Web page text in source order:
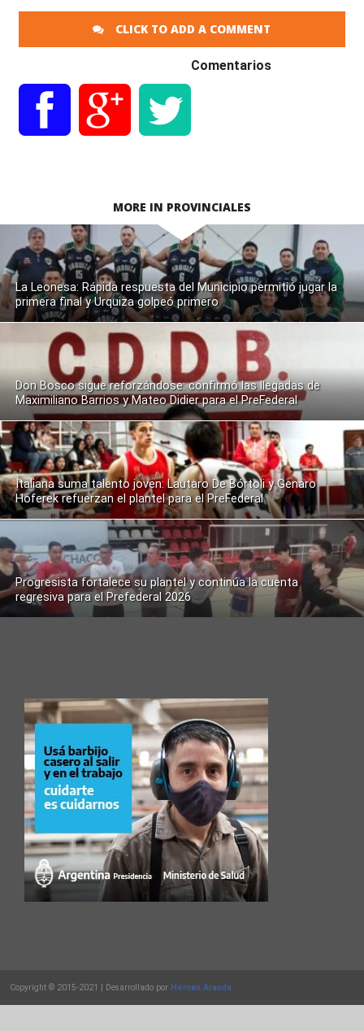
CLICK TO ADD A COMMENT
Comentarios
MORE IN PROVINCIALES
La Leonesa: Rápida respuesta del Municipio permitió jugar la
primera final y Urquiza golpeó primero
Don Bosco sigue reforzándose: confirmó las llegadas de
Maximiliano Barrios y Mateo Didier para el PreFederal
Italiana suma talento joven: Lautaro De Bórtoli y Genaro
Hoferek refuerzan el plantel para el PreFederal
Progresista fortalece su plantel y continúa la cuenta
regresiva para el Prefederal 2026
Copyright © 2015-2021 | Desarrollado por Hernan Aranda